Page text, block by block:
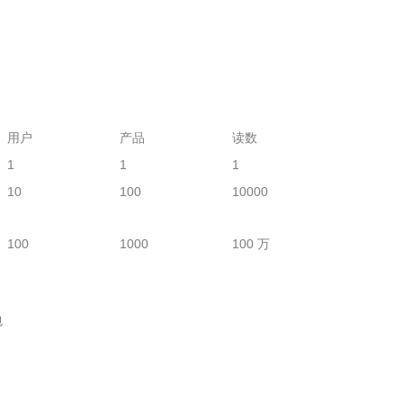
用户 产品
读数
1
1
1
10
100 10000
100 1000 100 万